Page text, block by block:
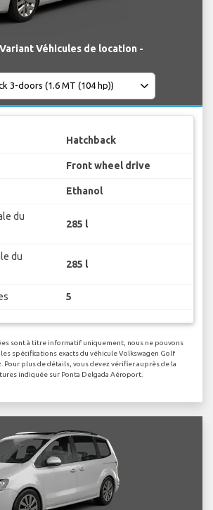
Véhicules de location -
Hatchback
Front wheel drive
Ethanol
du
285 l
du
285 l
5
sont à titre informatif uniquement, nous ne pouvons
spécifications exacts du véhicule Volkswagen Golf
Pour plus de détails, vous devez vérifier auprès de la
indiquée sur Ponta Delgada Aéroport.